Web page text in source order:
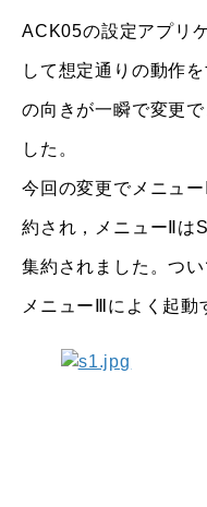
ACK05の設定アプリ
して想定通りの動作
の向きが一瞬で変更
した。
今回の変更でメニュ
約され，メニューⅡは
集約されました。つ
メニューⅢによく起動